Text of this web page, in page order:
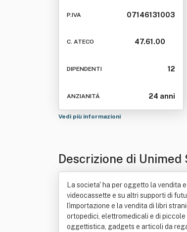
P.IVA 07146131003
C. ATECO 47.61.00
DIPENDENTI 12
ANZIANITÁ 24 anni
Vedi più informazioni
Descrizione di Unimed
La societa' ha per oggetto la vendita
videocassette e su altri supporti di
l'importazione e la vendita di libri
ortopedici, elettromedicali e di
oggettistica, gadgets e articoli da